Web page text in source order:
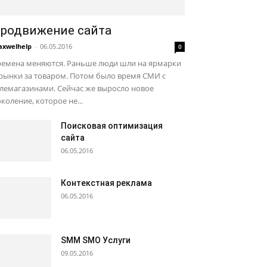
сайта
- 06.05.2016 0
меняются. Раньше люди шли на ярмарки
за товаром. Потом было время СМИ с
Сейчас же выросло новое
которое не...
Поисковая оптимизация
сайта
06.05.2016
Контекстная реклама
06.05.2016
SMM SMO Услуги
09.05.2016